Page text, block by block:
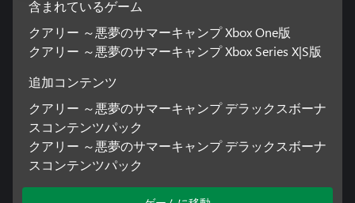
DYLAN Miles Robbins
LAURA Siobhan Williams
MAX Skyler Gisondo
JACOB Zach Tinker
BOBBY Ethan Suplee
ELIZA Grace Zabriskie
JEDEDIAH Lance Henriksen
CONSTANCE Lin Shaye
TRAVIS Ted Raimi
* マルチプレイは同世代機間でのみお楽しみいただけます。
含まれているゲーム
クアリー ～悪夢のサマーキャンプ Xbox One版
クアリー ～悪夢のサマーキャンプ Xbox Series X|S版
追加コンテンツ
クアリー ～悪夢のサマーキャンプ デラックスボーナ
スコンテンツパック
クアリー ～悪夢のサマーキャンプ デラックスボーナ
スコンテンツパック